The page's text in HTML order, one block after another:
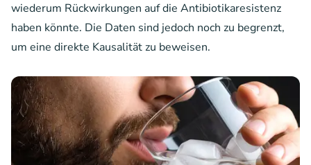
wiederum Rückwirkungen auf die Antibiotikaresistenz
haben könnte. Die Daten sind jedoch noch zu begrenzt,
um eine direkte Kausalität zu beweisen.